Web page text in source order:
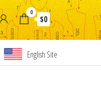
0
$0
English Site